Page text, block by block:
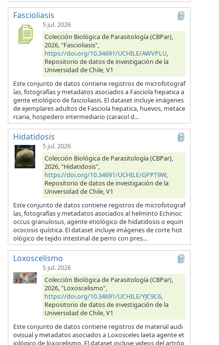
Fascioliasis
5 jul. 2026
Colección Biológica de Parasitología (CBPar),
2026, "Fascioliasis",
https://doi.org/10.34691/UCHILE/AWVPLU,
Repositorio de datos de investigación de la
Universidad de Chile, V1
Este conjunto de datos contiene registros de microfotograf
ías, fotografías y metadatos asociados a Fasciola hepatica a
gente etiológico de fascioliasis. El dataset incluye imágenes
de ejemplares adultos de Fasciola hepatica, huevos, metace
rcaria, hospedero intermediario (caracol d...
Hidatidosis
5 jul. 2026
Colección Biológica de Parasitología (CBPar),
2026, "Hidatidosis",
https://doi.org/10.34691/UCHILE/GPPT9W,
Repositorio de datos de investigación de la
Universidad de Chile, V1
Este conjunto de datos contiene registros de microfotograf
ías, fotografías y metadatos asociados al helminto Echinoc
occus granulosus, agente etiológico de hidatidosis o equin
ococosis quística. El dataset incluye imágenes de corte hist
ológico de tejido intestinal de perro con pres...
Loxoscelismo
5 jul. 2026
Colección Biológica de Parasitología (CBPar),
2026, "Loxoscelismo",
https://doi.org/10.34691/UCHILE/YJC9C6,
Repositorio de datos de investigación de la
Universidad de Chile, V1
Este conjunto de datos contiene registros de material audi
ovisual y metadatos asociados a Loxosceles laeta agente et
iológico de loxocelismo. El dataset incluye videos del artróp